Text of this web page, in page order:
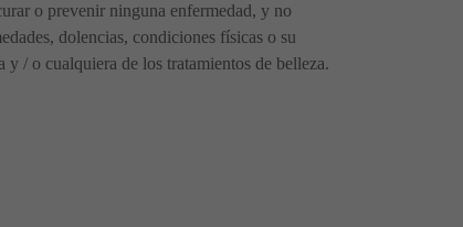
o prevenir ninguna enfermedad, y no
dolencias, condiciones físicas o su
/ o cualquiera de los tratamientos de belleza.